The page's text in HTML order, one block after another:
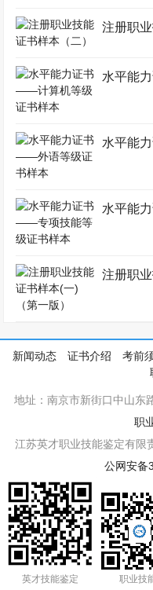
注册职
水平能
水平能
水平能
注册职
新闻动态 证书介绍 考前
地址：南京市新街口中山
职
江苏英才职业技能鉴定有
公网安备
英才技能鉴定 职业技